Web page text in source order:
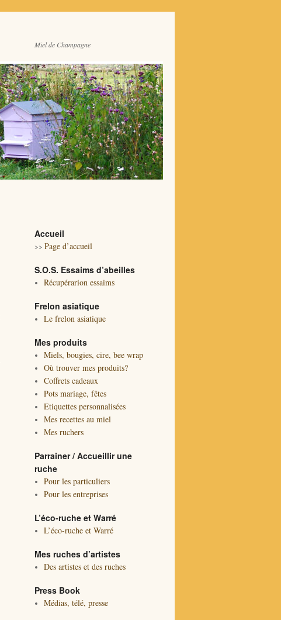
Miel de Champagne
Accueil
>> Page d’accueil
S.O.S. Essaims d’abeilles
Récupérarion essaims
Frelon asiatique
Le frelon asiatique
Mes produits
Miels, bougies, cire, bee wrap
Où trouver mes produits?
Coffrets cadeaux
Pots mariage, fêtes
Etiquettes personnalisées
Mes recettes au miel
Mes ruchers
Parrainer / Accueillir une
ruche
Pour les particuliers
Pour les entreprises
L’éco-ruche et Warré
L’éco-ruche et Warré
Mes ruches d’artistes
Des artistes et des ruches
Press Book
Médias, télé, presse